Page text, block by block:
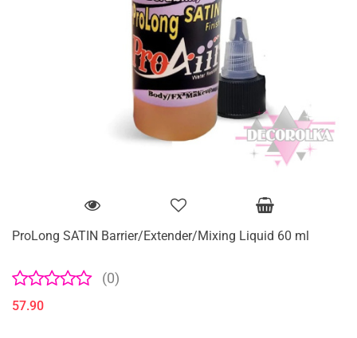
ProLong SATIN Barrier/Extender/Mixing Liquid 60 ml
(0)
57.90